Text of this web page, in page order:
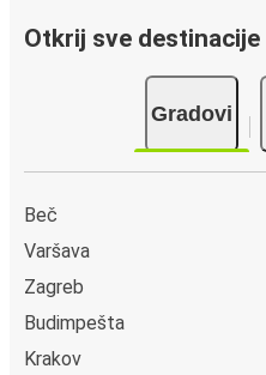
Drvenik
Omiš
Primošten
Otkrij sve destinacije
Gradovi
Beč
Varšava
Zagreb
Budimpešta
Krakov